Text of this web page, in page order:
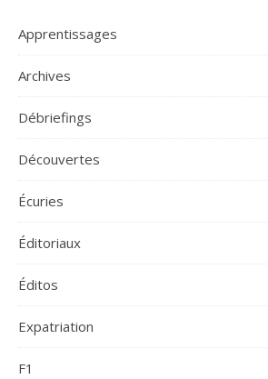
Apprentissages
Archives
Débriefings
Découvertes
Écuries
Éditoriaux
Éditos
Expatriation
F1